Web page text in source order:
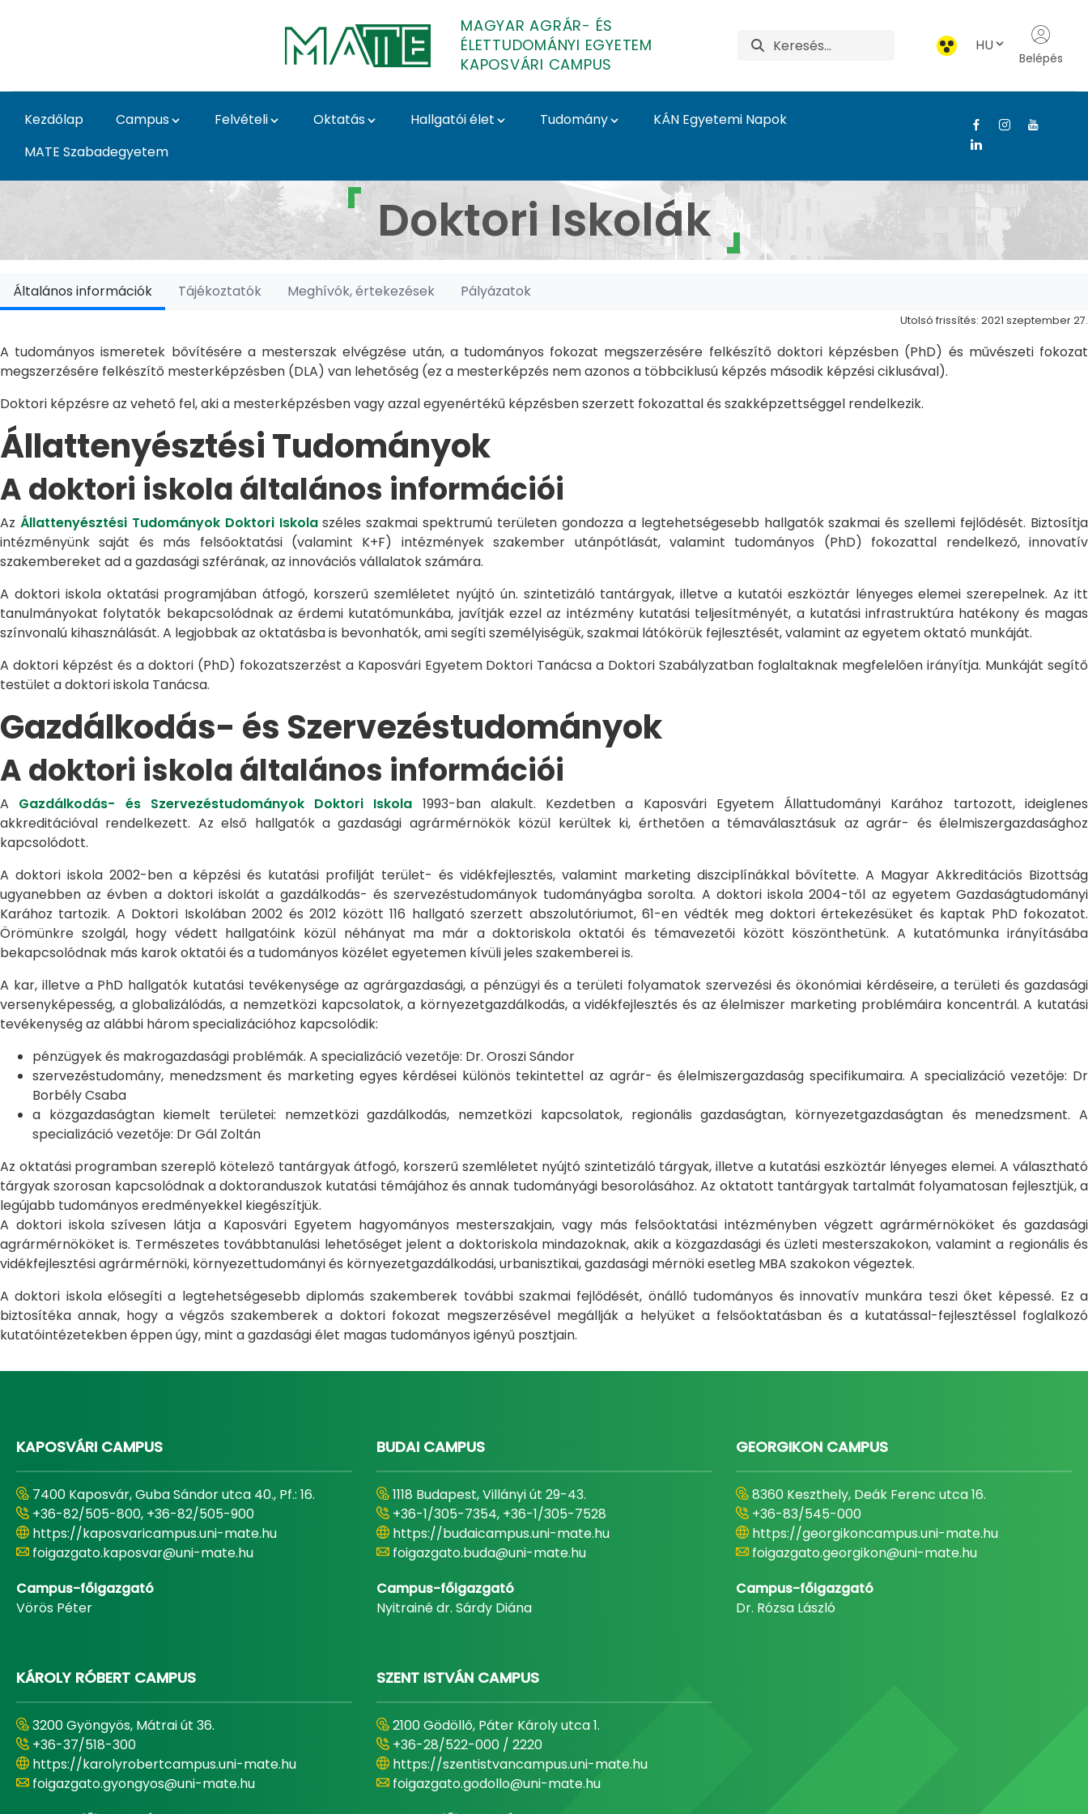
MAGYAR AGRÁR- ÉS
ÉLETTUDOMÁNYI EGYETEM
KAPOSVÁRI CAMPUS
HU
Belépés
Kezdőlap Campus Felvételi Oktatás Hallgatói élet Tudomány
KÁN Egyetemi Napok
MATE Szabadegyetem
Doktori Iskolák - Kaposvári Campus
Doktori Iskolák
Általános információk Tájékoztatók Meghívók, értekezések Pályázatok
Utolsó frissítés: 2021 szeptember 27.
A tudományos ismeretek bővítésére a mesterszak elvégzése után, a tudományos fokozat megszerzésére felkészítő doktori képzésben (PhD) és művészeti fokozat
megszerzésére felkészítő mesterképzésben (DLA) van lehetőség (ez a mesterképzés nem azonos a többciklusú képzés második képzési ciklusával).
Doktori képzésre az vehető fel, aki a mesterképzésben vagy azzal egyenértékű képzésben szerzett fokozattal és szakképzettséggel rendelkezik.
Állattenyésztési Tudományok
A doktori iskola általános információi
Az Állattenyésztési Tudományok Doktori Iskolaszéles szakmai spektrumú területen gondozza a legtehetségesebb hallgatók szakmai és szellemi fejlődését. Biztosítja
intézményünk saját és más felsőoktatási (valamint K+F) intézmények szakember utánpótlását, valamint tudományos (PhD) fokozattal rendelkező, innovatív
szakembereket ad a gazdasági szférának, az innovációs vállalatok számára.
A doktori iskola oktatási programjában átfogó, korszerű szemléletet nyújtó ún. szintetizáló tantárgyak, illetve a kutatói eszköztár lényeges elemei szerepelnek. Az itt
tanulmányokat folytatók bekapcsolódnak az érdemi kutatómunkába, javítják ezzel az intézmény kutatási teljesítményét, a kutatási infrastruktúra hatékony és magas
színvonalú kihasználását. A legjobbak az oktatásba is bevonhatók, ami segíti személyiségük, szakmai látókörük fejlesztését, valamint az egyetem oktató munkáját.
A doktori képzést és a doktori (PhD) fokozatszerzést a Kaposvári Egyetem Doktori Tanácsa a Doktori Szabályzatban foglaltaknak megfelelően irányítja. Munkáját segítő
testület a doktori iskola Tanácsa.
Gazdálkodás- és Szervezéstudományok
A doktori iskola általános információi
A Gazdálkodás- és Szervezéstudományok Doktori Iskola 1993-ban alakult. Kezdetben a Kaposvári Egyetem Állattudományi Karához tartozott, ideiglenes
akkreditációval rendelkezett. Az első hallgatók a gazdasági agrármérnökök közül kerültek ki, érthetően a témaválasztásuk az agrár- és élelmiszergazdasághoz
kapcsolódott.
A doktori iskola 2002-ben a képzési és kutatási profilját terület- és vidékfejlesztés, valamint marketing diszciplínákkal bővítette. A Magyar Akkreditációs Bizottság
ugyanebben az évben a doktori iskolát a gazdálkodás- és szervezéstudományok tudományágba sorolta. A doktori iskola 2004-től az egyetem Gazdaságtudományi
Karához tartozik. A Doktori Iskolában 2002 és 2012 között 116 hallgató szerzett abszolutóriumot, 61-en védték meg doktori értekezésüket és kaptak PhD fokozatot.
Örömünkre szolgál, hogy védett hallgatóink közül néhányat ma már a doktoriskola oktatói és témavezetői között köszönthetünk. A kutatómunka irányításába
bekapcsolódnak más karok oktatói és a tudományos közélet egyetemen kívüli jeles szakemberei is.
A kar, illetve a PhD hallgatók kutatási tevékenysége az agrárgazdasági, a pénzügyi és a területi folyamatok szervezési és ökonómiai kérdéseire, a területi és gazdasági
versenyképesség, a globalizálódás, a nemzetközi kapcsolatok, a környezetgazdálkodás, a vidékfejlesztés és az élelmiszer marketing problémáira koncentrál. A kutatási
tevékenység az alábbi három specializációhoz kapcsolódik:
pénzügyek és makrogazdasági problémák. A specializáció vezetője: Dr. Oroszi Sándor
szervezéstudomány, menedzsment és marketing egyes kérdései különös tekintettel az agrár- és élelmiszergazdaság specifikumaira. A specializáció vezetője: Dr
Borbély Csaba
a közgazdaságtan kiemelt területei: nemzetközi gazdálkodás, nemzetközi kapcsolatok, regionális gazdaságtan, környezetgazdaságtan és menedzsment. A
specializáció vezetője: Dr Gál Zoltán
Az oktatási programban szereplő kötelező tantárgyak átfogó, korszerű szemléletet nyújtó szintetizáló tárgyak, illetve a kutatási eszköztár lényeges elemei. A választható
tárgyak szorosan kapcsolódnak a doktoranduszok kutatási témájához és annak tudományági besorolásához. Az oktatott tantárgyak tartalmát folyamatosan fejlesztjük, a
legújabb tudományos eredményekkel kiegészítjük.
A doktori iskola szívesen látja a Kaposvári Egyetem hagyományos mesterszakjain, vagy más felsőoktatási intézményben végzett agrármérnököket és gazdasági
agrármérnököket is. Természetes továbbtanulási lehetőséget jelent a doktoriskola mindazoknak, akik a közgazdasági és üzleti mesterszakokon, valamint a regionális és
vidékfejlesztési agrármérnöki, környezettudományi és környezetgazdálkodási, urbanisztikai, gazdasági mérnöki esetleg MBA szakokon végeztek.
A doktori iskola elősegíti a legtehetségesebb diplomás szakemberek további szakmai fejlődését, önálló tudományos és innovatív munkára teszi őket képessé. Ez a
biztosítéka annak, hogy a végzős szakemberek a doktori fokozat megszerzésével megállják a helyüket a felsőoktatásban és a kutatással-fejlesztéssel foglalkozó
kutatóintézetekben éppen úgy, mint a gazdasági élet magas tudományos igényű posztjain.
KAPOSVÁRI CAMPUS
7400 Kaposvár, Guba Sándor utca 40., Pf.: 16.
+36-82/505-800, +36-82/505-900
https://kaposvaricampus.uni-mate.hu
foigazgato.kaposvar@uni-mate.hu
Campus-főigazgató
Vörös Péter
BUDAI CAMPUS
1118 Budapest, Villányi út 29-43.
+36-1/305-7354, +36-1/305-7528
https://budaicampus.uni-mate.hu
foigazgato.buda@uni-mate.hu
Campus-főigazgató
Nyitrainé dr. Sárdy Diána
GEORGIKON CAMPUS
8360 Keszthely, Deák Ferenc utca 16.
+36-83/545-000
https://georgikoncampus.uni-mate.hu
foigazgato.georgikon@uni-mate.hu
Campus-főigazgató
Dr. Rózsa László
KÁROLY RÓBERT CAMPUS
3200 Gyöngyös, Mátrai út 36.
+36-37/518-300
https://karolyrobertcampus.uni-mate.hu
foigazgato.gyongyos@uni-mate.hu
SZENT ISTVÁN CAMPUS
2100 Gödöllő, Páter Károly utca 1.
+36-28/522-000 / 2220
https://szentistvancampus.uni-mate.hu
foigazgato.godollo@uni-mate.hu